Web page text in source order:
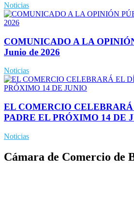
Noticias
COMUNICADO A LA
Junio de 2026
Noticias
EL COMERCIO
PADRE EL PRÓXIMO 14 DE
Noticias
Cámara de Comercio de